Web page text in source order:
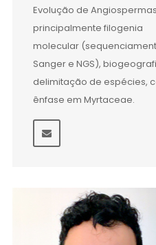
Evolução de
principalmente filogenia
molecular
Sanger e NGS),
delimitação de espécies,
ênfase em Myrtaceae.